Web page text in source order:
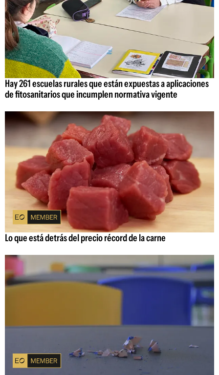
Hay 261 escuelas rurales que están expuestas a aplicaciones
de fitosanitarios que incumplen normativa vigente
Lo que está detrás del precio récord de la carne